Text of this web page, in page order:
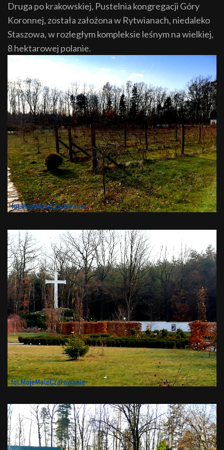
Druga po krakowskiej, Pustelnia kongregacji Góry
Koronnej, została założona w Rytwianach, niedaleko
Staszowa, w rozległym kompleksie leśnym na wielkiej,
8 hektarowej polanie.